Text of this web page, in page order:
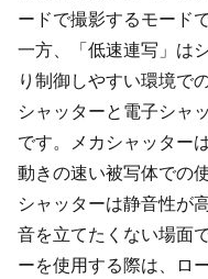
ードで撮影するモード
一方、「低速連写」は
り制御しやすい環境で
シャッターと電子シャ
です。メカシャッター
動きの速い被写体での
シャッターは静音性が
音を立てたくない場面
ーを使用する際は、ロ